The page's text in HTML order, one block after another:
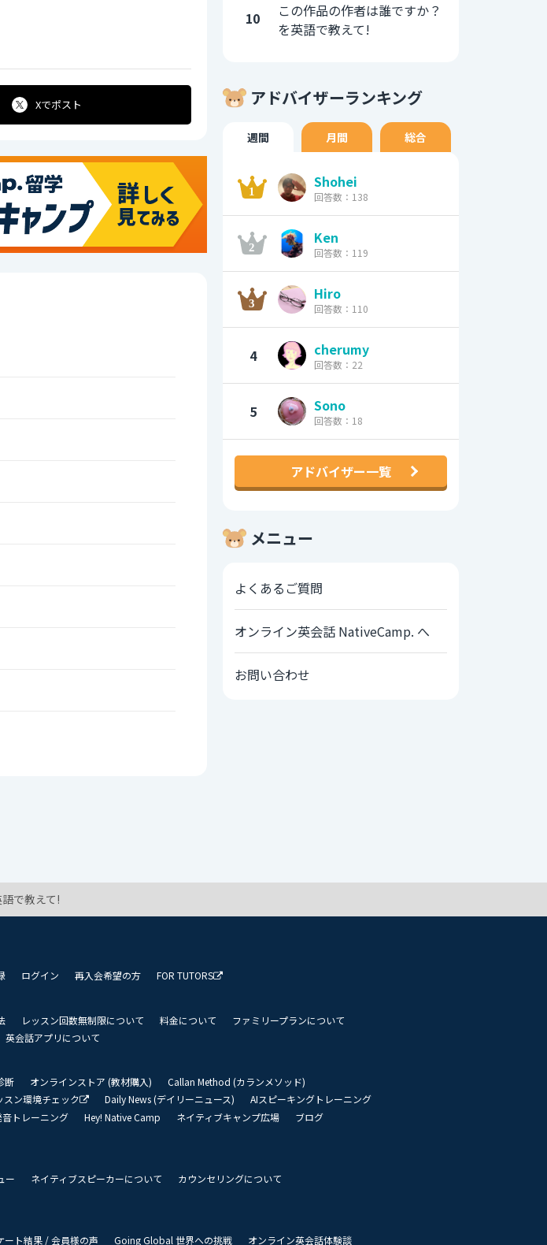
Xでポスト
10
この作品の作者は誰ですか？
を英語で教えて!
アドバイザーランキング
週間 月間 総合
Shohei
回答数：138
Ken
回答数：119
Hiro
回答数：110
4 cherumy
回答数：22
5 Sono
回答数：18
アドバイザー一覧
メニュー
よくあるご質問
オンライン英会話 NativeCamp. へ
お問い合わせ
で教えて!
ログイン 再入会希望の方 FOR TUTORS
レッスン回数無制限について 料金について
ファミリープランについて
英会話アプリについて
断 オンラインストア (教材購入)
Callan Method (カランメソッド)
スン環境チェック Daily News (デイリーニュース)
AIスピーキングトレーニング
音トレーニング Hey! Native Camp ネイティブキャンプ広場
ブログ
ー ネイティブスピーカーについて
カウンセリングについて
ート結果 / 会員様の声 Going Global 世界への挑戦 オンライン英会話体験談